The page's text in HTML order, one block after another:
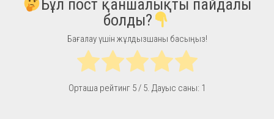
Бұл пост қаншалықты пайдалы
болды?
Бағалау үшін жұлдызшаны басыңыз!
Орташа рейтинг 5/ 5. Дауыс саны: 1